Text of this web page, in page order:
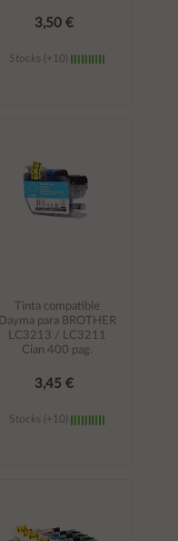
3,50 €
Stocks (+10)
Tinta compatible
Dayma para BROTHER
LC3213 / LC3211
Cian 400 pag.
3,45 €
Stocks (+10)